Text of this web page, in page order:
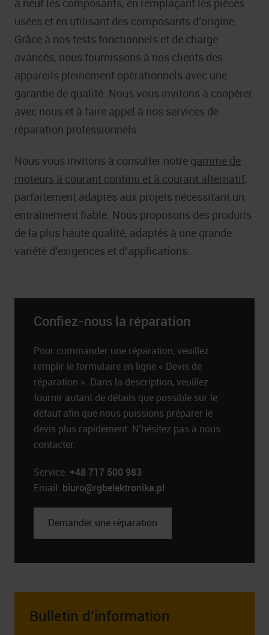
à neuf les composants, en remplaçant les pièces
usées et en utilisant des composants d’origine.
Grâce à nos tests fonctionnels et de charge
avancés, nous fournissons à nos clients des
appareils pleinement opérationnels avec une
garantie de qualité. Nous vous invitons à coopérer
avec nous et à faire appel à nos services de
réparation professionnels.
Nous vous invitons à consulter notre gamme de
moteurs à courant continu et à courant alternatif,
parfaitement adaptés aux projets nécessitant un
entraînement fiable. Nous proposons des produits
de la plus haute qualité, adaptés à une grande
variété d’exigences et d’applications.
Confiez-nous la réparation
Pour commander une réparation, veuillez
remplir le formulaire en ligne « Devis de
réparation ». Dans la description, veuillez
fournir autant de détails que possible sur le
défaut afin que nous puissions préparer le
devis plus rapidement. N’hésitez pas à nous
contacter.
Service: +48 717 500 983
Email: biuro@rgbelektronika.pl
Demander une réparation
Bulletin d’information